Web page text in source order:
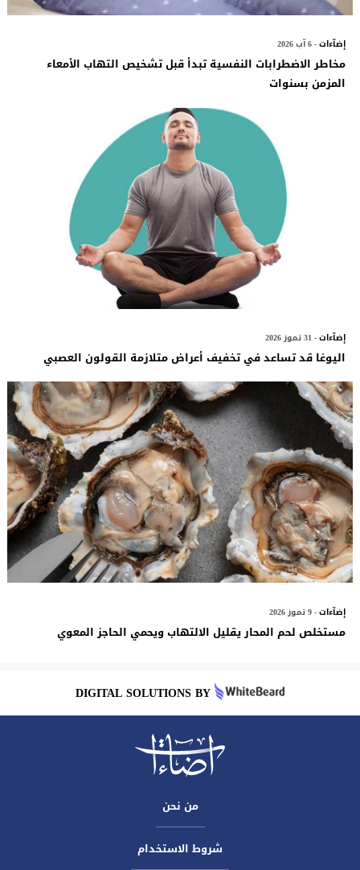
إضآءات- 6 آب 2026
مخاطر الاضطرابات النفسية تبدأ قبل تشخيص التهاب الأمعاء
المزمن بسنوات
إضآءات- 31 تموز 2026
اليوغا قد تساعد في تخفيف أعراض متلازمة القولون العصبي
إضآءات- 9 تموز 2026
مستخلص لحم المحار يقليل الالتهاب ويحمي الحاجز المعوي
DIGITAL SOLUTIONS BY
من نحن
شروط الاستخدام